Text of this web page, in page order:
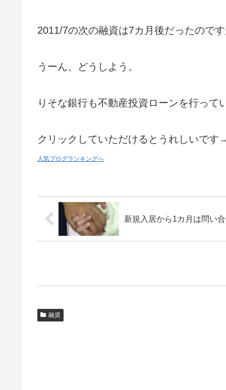
2011/7の次の融資は7カ月後だったので
うーん、どうしよう。
りそな銀行も不動産投資ローンを行って
クリックしていただけるとうれしいです
人気ブログランキングへ
新規入居から1カ月は問い
融資